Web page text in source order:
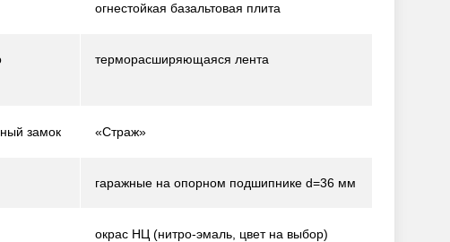
огнестойкая базальтовая плита
терморасширяющаяся лента
замок «Страж»
гаражные на опорном подшипнике d=36 мм
окрас НЦ (нитро-эмаль, цвет на выбор)